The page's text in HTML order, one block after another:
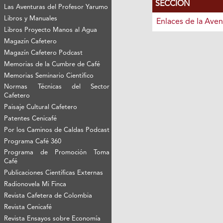
Las Aventuras del Profesor Yarumo
Libros y Manuales
Libros Proyecto Manos al Agua
Magazín Cafetero
Magazín Cafetero Podcast
Memorias de la Cumbre de Café
Memorias Seminario Científico
Normas Técnicas del Sector
Cafetero
Paisaje Cultural Cafetero
Patentes Cenicafé
Por los Caminos de Caldas Podcast
Programa Café 360
Programa de Promoción Toma
Café
Publicaciones Científicas Externas
Radionovela Mi Finca
Revista Cafetera de Colombia
Revista Cenicafé
Revista Ensayos sobre Economía
SECCIÓN
Enlaces de la